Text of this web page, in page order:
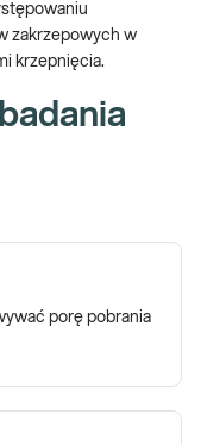
zakrzepowych w
krzepnięcia.
porę pobrania